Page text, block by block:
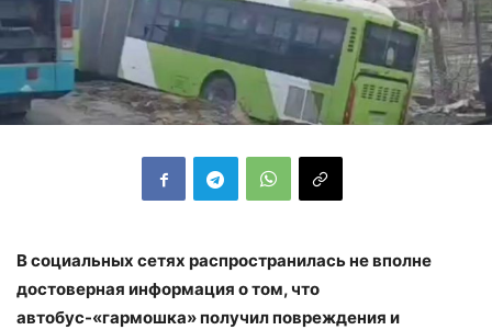
В социальных сетях распространилась не вполне
достоверная информация о том, что
автобус-«гармошка» получил повреждения и